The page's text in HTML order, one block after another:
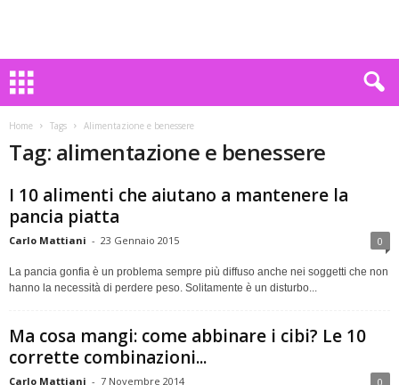
Home Tags Alimentazione e benessere
Tag: alimentazione e benessere
I 10 alimenti che aiutano a mantenere la
pancia piatta
Carlo Mattiani - 23 Gennaio 2015 0
La pancia gonfia è un problema sempre più diffuso anche nei soggetti che non
hanno la necessità di perdere peso. Solitamente è un disturbo...
Ma cosa mangi: come abbinare i cibi? Le 10
corrette combinazioni...
Carlo Mattiani - 7 Novembre 2014 0